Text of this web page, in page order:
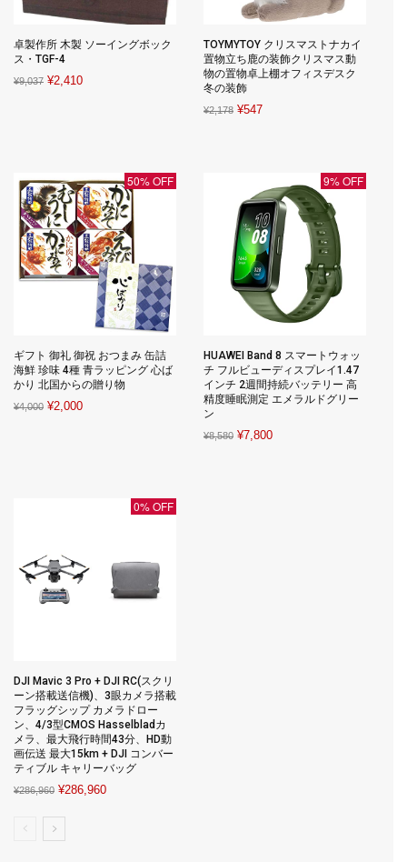
卓製作所 木製 ソーイングボック
ス・TGF-4
¥9,037 Original
¥2,410Current
TOYMYTOY クリスマストナカイ
置物立ち鹿の装飾クリスマス動
物の置物卓上棚オフィスデスク
冬の装飾
¥2,178 Original
¥547Current
50% OFF
ギフト 御礼 御祝 おつまみ 缶詰
海鮮 珍味 4種 青ラッピング 心ば
かり 北国からの贈り物
¥4,000 Original
¥2,000Current
9% OFF
HUAWEI Band 8 スマートウォッ
チ フルビューディスプレイ1.47
インチ 2週間持続バッテリー 高
精度睡眠測定 エメラルドグリー
ン
¥8,580 Original
¥7,800Current
0% OFF
DJI Mavic 3 Pro + DJI RC(スクリ
ーン搭載送信機)、3眼カメラ搭載
フラッグシップ カメラドロー
ン、4/3型CMOS Hasselbladカ
メラ、最大飛行時間43分、HD動
画伝送 最大15km + DJI コンバー
ティブル キャリーバッグ
¥286,960 Original
¥286,960Current